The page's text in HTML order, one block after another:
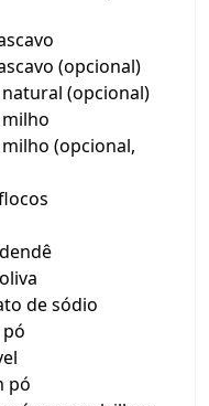
(opcional)
(opcional)
(opcional,
de sódio
pó